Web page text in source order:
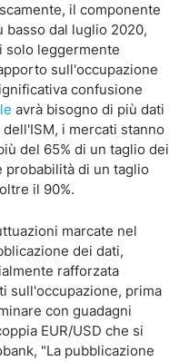
il componente
dal luglio 2020,
solo leggermente
sull'occupazione
confusione
avrà bisogno di più dati
i mercati stanno
del 65% di un taglio dei
probabilità di un taglio
il 90%.
marcate nel
dei dati,
rafforzata
sull'occupazione, prima
con guadagni
EUR/USD che si
"La pubblicazione